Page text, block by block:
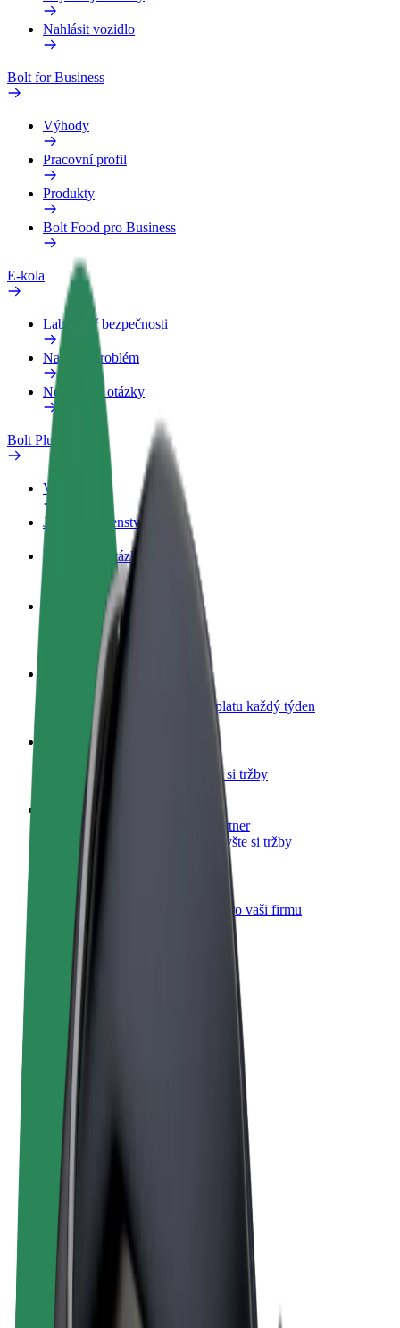
Nahlásit vozidlo
Bolt for Business
Výhody
Pracovní profil
Produkty
Bolt Food pro Business
E-kola
Laboratoř bezpečnosti
Nahlásit problém
Nejčastější otázky
Bolt Plus
Výhody
Jak získat členství
Nejčastější otázky
Staňte se řidičem
Vydělávejte podle sebe
Staňte se kurýrem
Doručujte jídlo a dostávejte výplatu každý týden
Přidejte restauraci nebo obchod
Oslovte více zákazníků a zvyšte si tržby
Zaregistrujte se jako flotilový partner
Přidejte svou flotilu k Boltu a zvyšte si tržby
Bolt for Business
Produkty a služby Boltu přesně pro vaši firmu
Obchodní podmínky
Soukromí
Cookies
© 2026 Bolt Technology OÜ
Produkty
Bolt Market
Bolt Food
Bolt Drive